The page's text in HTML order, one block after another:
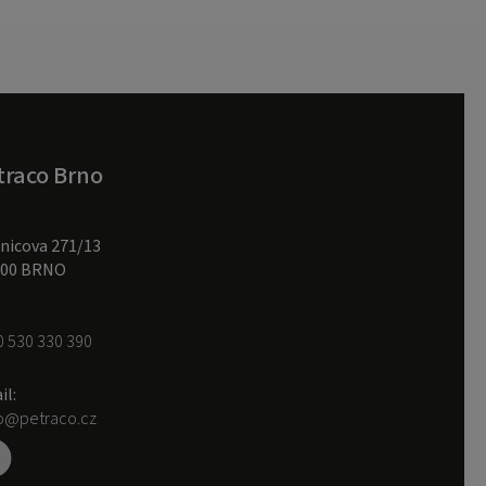
Brno
271/13
BRNO
530 330 390